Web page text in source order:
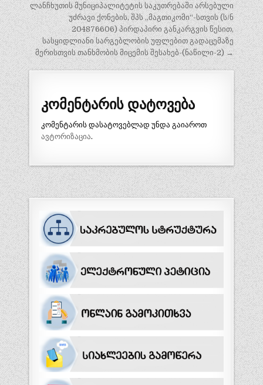
ნავიგაცია
ლანჩხუთის მუნიციპალიტეტის საკუთრებაში არსებული
უძრავი ქონების, შპს ,,მაგთიკომი“-სთვის (ს/ნ
204876606) პირდაპირი განკარგვის წესით,
სასყიდლიანი სარგებლობის უფლებით გადაცემაზე
მერისთვის თანხმობის მიცემის შესახებ-(ნაწილი-2) →
კომენტარის დატოვება
კომენტარის დასატოვებლად უნდა გაიაროთ
ავტორიზაცია.